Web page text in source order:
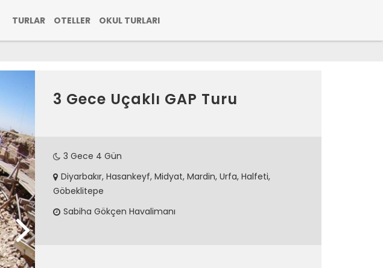
TURLAR OTELLER OKUL TURLARI
3 Gece Uçaklı GAP Turu
3 Gece 4 Gün
Diyarbakır, Hasankeyf, Midyat, Mardin, Urfa, Halfeti,
Göbeklitepe
Sabiha Gökçen Havalimanı